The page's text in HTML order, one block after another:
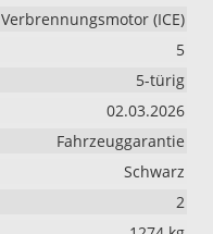
Verbrennungsmotor (ICE)
5
5-türig
02.03.2026
Fahrzeuggarantie
Schwarz
2